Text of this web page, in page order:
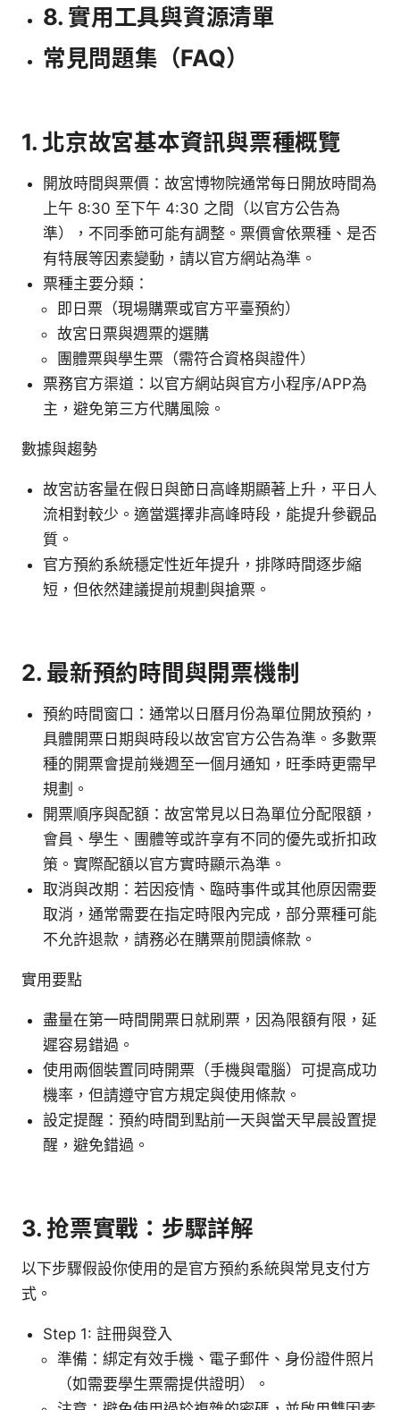
8. 實用工具與資源清單
常見問題集（FAQ）
1. 北京故宮基本資訊與票種概覽
開放時間與票價：故宮博物院通常每日開放時間為
上午 8:30 至下午 4:30 之間（以官方公告為
準），不同季節可能有調整。票價會依票種、是否
有特展等因素變動，請以官方網站為準。
票種主要分類：
即日票（現場購票或官方平臺預約）
故宮日票與週票的選購
團體票與學生票（需符合資格與證件）
票務官方渠道：以官方網站與官方小程序/APP為
主，避免第三方代購風險。
數據與趨勢
故宮訪客量在假日與節日高峰期顯著上升，平日人
流相對較少。適當選擇非高峰時段，能提升參觀品
質。
官方預約系統穩定性近年提升，排隊時間逐步縮
短，但依然建議提前規劃與搶票。
2. 最新預約時間與開票機制
預約時間窗口：通常以日曆月份為單位開放預約，
具體開票日期與時段以故宮官方公告為準。多數票
種的開票會提前幾週至一個月通知，旺季時更需早
規劃。
開票順序與配額：故宮常見以日為單位分配限額，
會員、學生、團體等或許享有不同的優先或折扣政
策。實際配額以官方實時顯示為準。
取消與改期：若因疫情、臨時事件或其他原因需要
取消，通常需要在指定時限內完成，部分票種可能
不允許退款，請務必在購票前閱讀條款。
實用要點
盡量在第一時間開票日就刷票，因為限額有限，延
遲容易錯過。
使用兩個裝置同時開票（手機與電腦）可提高成功
機率，但請遵守官方規定與使用條款。
設定提醒：預約時間到點前一天與當天早晨設置提
醒，避免錯過。
3. 抢票實戰：步驟詳解
以下步驟假設你使用的是官方預約系統與常見支付方
式。
Step 1: 註冊與登入
準備：綁定有效手機、電子郵件、身份證件照片
（如需要學生票需提供證明）。